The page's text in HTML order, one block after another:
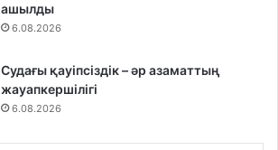
ашылды
6.08.2026
Судағы қауіпсіздік – әр азаматтың
жауапкершілігі
6.08.2026